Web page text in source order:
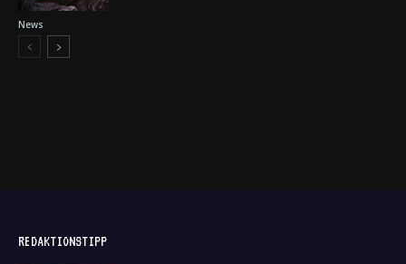
News
REDAKTIONSTIPP